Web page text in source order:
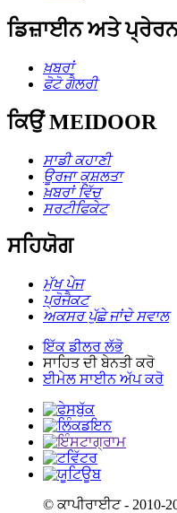
ਡਿਜ਼ਾਈਨ ਅਤੇ
ਖ਼ਬਰਾਂ
ਫੋਟੋ ਗੈਲਰੀ
ਕਿਉਂ MEIDOOR
ਸਾਡੀ ਕਹਾਣੀ
ਊਰਜਾ ਕੁਸ਼ਲਤਾ
ਖ਼ਬਰਾਂ ਵਿੱਚ
ਸਰਟੀਫਿਕੇਟ
ਸਹਿਯੋਗ
ਮੁੱਖ ਪੇਜ
ਪ੍ਰੋਜੈਕਟ
ਅਕਸਰ ਪੁੱਛੇ ਜਾਂਦੇ ਸਵਾਲ
ਇੱਕ ਡੀਲਰ ਲੱਭੋ
ਸਾਹਿਤ ਦੀ ਬੇਨਤੀ ਕਰੋ
ਈਮੇਲ ਸਾਈਨ ਅੱਪ ਕਰੋ
© ਕਾਪੀਰਾਈਟ - 2010-